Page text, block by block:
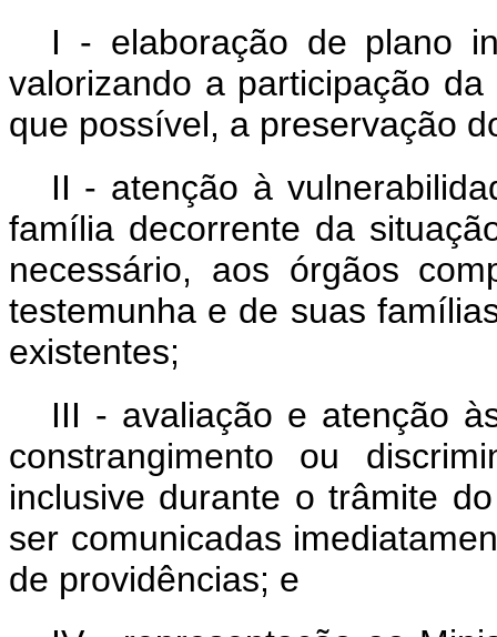
I - elaboração de plano
valorizando a participação
que possível, a preservação
II - atenção à
família decorrente da
necessário, aos órgãos
testemunha e de suas
existentes;
III - avaliação e atenção
constrangimento ou
inclusive durante o trâmite
ser comunicadas
de providências; e